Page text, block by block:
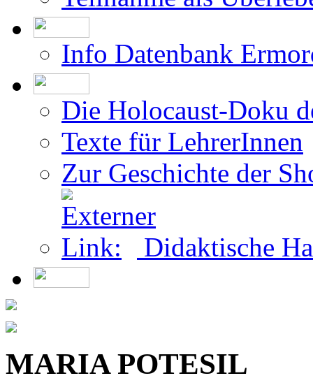
Info Datenbank
Die Holocaust-Doku
Texte für LehrerInnen
Zur Geschichte der
Didaktische
MARIA POTESIL